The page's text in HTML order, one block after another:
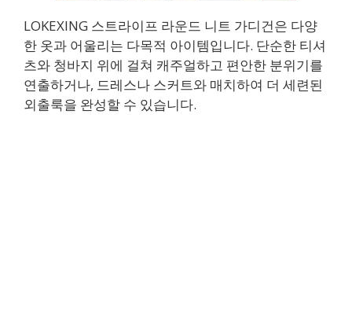
LOKEXING 스트라이프 라운드 니트 가디건은 다양
한 옷과 어울리는 다목적 아이템입니다. 단순한 티셔
츠와 청바지 위에 걸쳐 캐주얼하고 편안한 분위기를
연출하거나, 드레스나 스커트와 매치하여 더 세련된
외출룩을 완성할 수 있습니다.